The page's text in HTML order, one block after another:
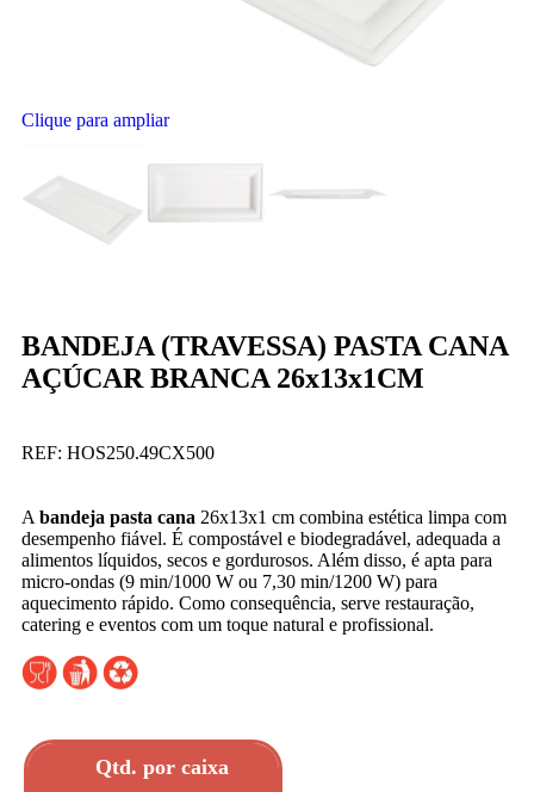
Clique para ampliar
BANDEJA (TRAVESSA) PASTA CANA
AÇÚCAR BRANCA 26x13x1CM
REF: HOS250.49CX500
A bandeja pasta cana 26x13x1 cm combina estética limpa com
desempenho fiável. É compostável e biodegradável, adequada a
alimentos líquidos, secos e gordurosos. Além disso, é apta para
micro-ondas (9 min/1000 W ou 7,30 min/1200 W) para
aquecimento rápido. Como consequência, serve restauração,
catering e eventos com um toque natural e profissional.
Qtd. por caixa